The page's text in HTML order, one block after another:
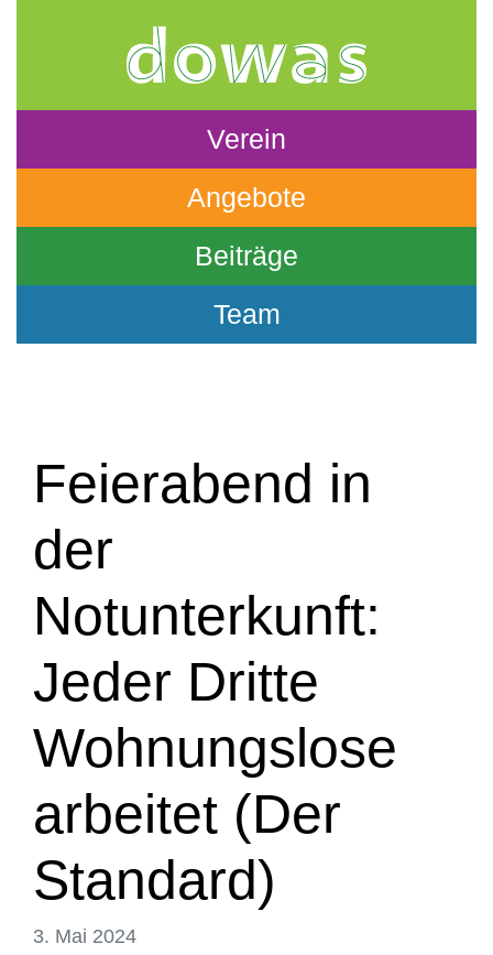
Verein
Angebote
Beiträge
Team
Feierabend in
der
Notunterkunft:
Jeder Dritte
Wohnungslose
arbeitet (Der
Standard)
3. Mai 2024